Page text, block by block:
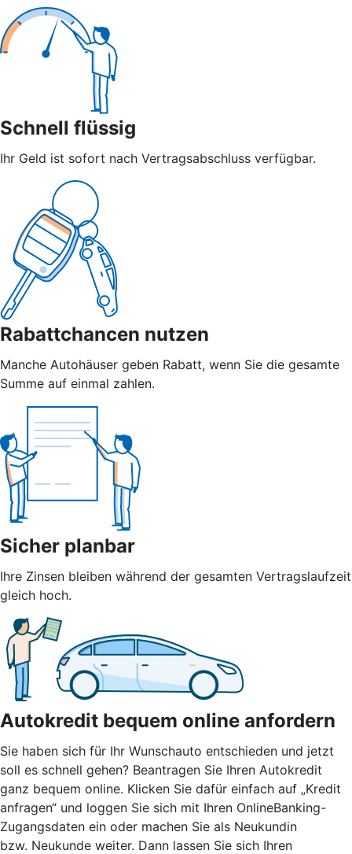
Schnell flüssig
Ihr Geld ist sofort nach Vertragsabschluss verfügbar.
Rabattchancen nutzen
Manche Autohäuser geben Rabatt, wenn Sie die gesamte
Summe auf einmal zahlen.
Sicher planbar
Ihre Zinsen bleiben während der gesamten Vertragslaufzeit
gleich hoch.
Autokredit bequem online anfordern
Sie haben sich für Ihr Wunschauto entschieden und jetzt
soll es schnell gehen? Beantragen Sie Ihren Autokredit
ganz bequem online. Klicken Sie dafür einfach auf „Kredit
anfragen“ und loggen Sie sich mit Ihren OnlineBanking-
Zugangsdaten ein oder machen Sie als Neukundin
bzw. Neukunde weiter. Dann lassen Sie sich Ihren